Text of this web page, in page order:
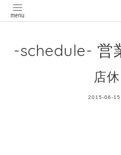
-schedule- 営
店休
2015-06-15